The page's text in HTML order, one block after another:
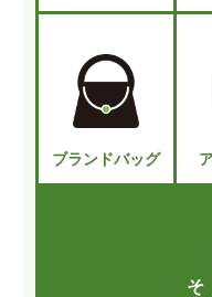
ブランドバッグ
その他